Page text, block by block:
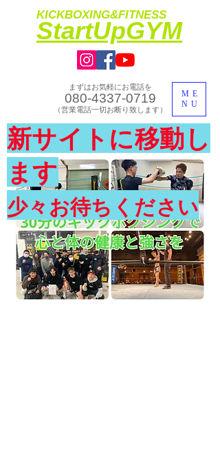
KICKBOXING&FITNESS
​StartUpGYM
ME
NU
まずはお気軽にお電話を
080-4337-0719
​（営業電話一切お断り致します）
​体験入会実施中
新サイトに移動し
ます
少々お待ちください